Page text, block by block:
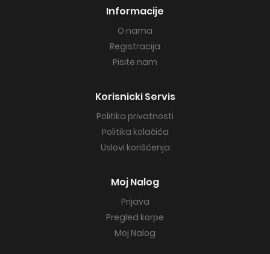
Informacije
O nama
Registracija
Pisite nam
Korisnicki Servis
Politika privatnosti
Politika kolačića
Uslovi korišćenja
Moj Nalog
Prijava
Pregled korpe
Moj Nalog